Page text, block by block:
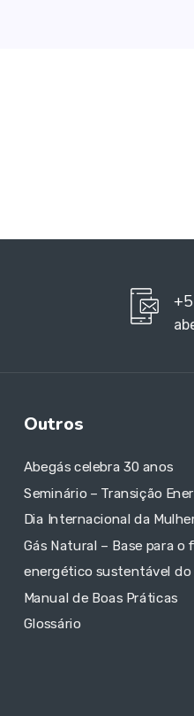
Outros
Abegás celebra 30 anos
Seminário – Transição
Dia Internacional da
Gás Natural – Base para o
energético sustentável do
Manual de Boas Práticas
Glossário